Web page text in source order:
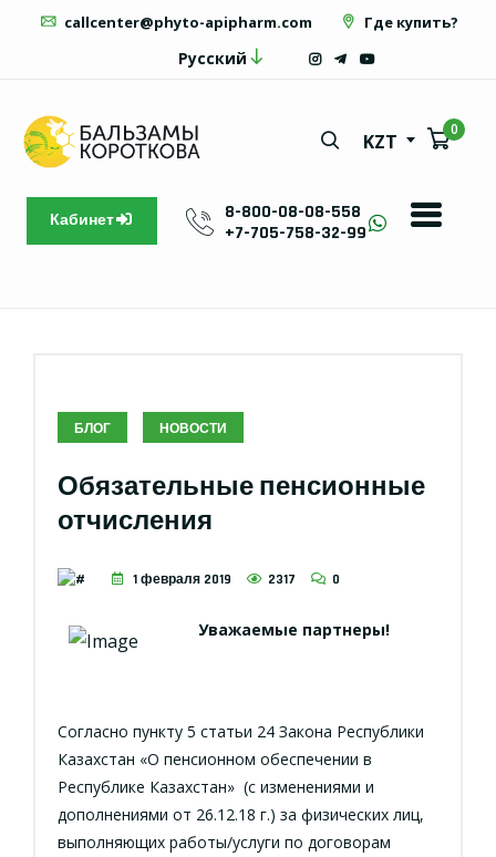
callcenter@phyto-apipharm.com Где купить?
Русский
KZT
0
Кабинет
8-800-08-08-558
+7-705-758-32-99
БЛОГ НОВОСТИ
Обязательные пенсионные
отчисления
1 февраля 2019 2317 0
Уважаемые партнеры!
Согласно пункту 5 статьи 24 Закона Республики
Казахстан «О пенсионном обеспечении в
Республике Казахстан» (с изменениями и
дополнениями от 26.12.18 г.) за физических лиц,
выполняющих работы/услуги по договорам